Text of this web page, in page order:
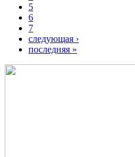
5
6
7
следующая ›
последняя »